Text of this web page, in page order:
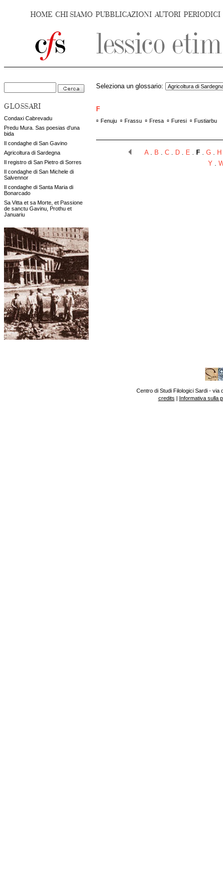
HOME CHI SIAMO PUBBLICAZIONI AUTORI PERIODICI
GLOSSARI
Condaxi Cabrevadu
Predu Mura. Sas poesias d'una
bida
Il condaghe di San Gavino
Agricoltura di Sardegna
Il registro di San Pietro di Sorres
Il condaghe di San Michele di
Salvennor
Il condaghe di Santa Maria di
Bonarcado
Sa Vitta et sa Morte, et Passione
de sanctu Gavinu, Prothu et
Januariu
Seleziona un glossario:
F
▫ Fenuju ▫ Frassu ▫ Fresa ▫ Furesi ▫ Fustiarbu
A. B . C. D. E . F. G. H
Y .
Centro di Studi Filologici Sardi - via
credits | Informativa sulla